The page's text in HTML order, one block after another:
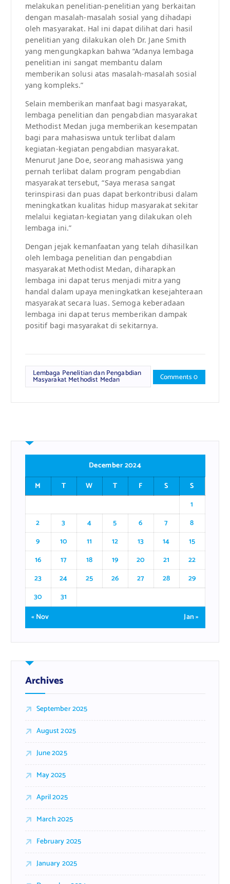
melakukan penelitian-penelitian yang berkaitan
dengan masalah-masalah sosial yang dihadapi
oleh masyarakat. Hal ini dapat dilihat dari hasil
penelitian yang dilakukan oleh Dr. Jane Smith
yang mengungkapkan bahwa “Adanya lembaga
penelitian ini sangat membantu dalam
memberikan solusi atas masalah-masalah sosial
yang kompleks.”
Selain memberikan manfaat bagi masyarakat,
lembaga penelitian dan pengabdian masyarakat
Methodist Medan juga memberikan kesempatan
bagi para mahasiswa untuk terlibat dalam
kegiatan-kegiatan pengabdian masyarakat.
Menurut Jane Doe, seorang mahasiswa yang
pernah terlibat dalam program pengabdian
masyarakat tersebut, “Saya merasa sangat
terinspirasi dan puas dapat berkontribusi dalam
meningkatkan kualitas hidup masyarakat sekitar
melalui kegiatan-kegiatan yang dilakukan oleh
lembaga ini.”
Dengan jejak kemanfaatan yang telah dihasilkan
oleh lembaga penelitian dan pengabdian
masyarakat Methodist Medan, diharapkan
lembaga ini dapat terus menjadi mitra yang
handal dalam upaya meningkatkan kesejahteraan
masyarakat secara luas. Semoga keberadaan
lembaga ini dapat terus memberikan dampak
positif bagi masyarakat di sekitarnya.
Lembaga Penelitian dan Pengabdian
Masyarakat Methodist Medan Comments 0
December 2024
M
T W T F S
S
1
2
3 4 5 6 7
8
9
10 11 12 13 14
15
16
17 18 19 20 21
22
23
24 25 26 27 28
29
30
31
« Nov
Jan »
Archives
September 2025
August 2025
June 2025
May 2025
April 2025
March 2025
February 2025
January 2025